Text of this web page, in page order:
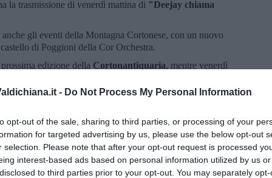
- Do Not Process My Personal Information
opt-out of the sale, sharing to third parties, or processing of your
for targeted advertising by us, please use the below opt-out
selection. Please note that after your opt-out request is processed
interest-based ads based on personal information utilized by us
to third parties prior to your opt-out. You may separately
la trasmissione di venerdì mattina di "Deejay chiama
gli eventi della Montagna Cortonese, con un nuovo
di Poggioni della Cor Orchestra.
edizione della Cortonantiquaria, mentre venerdì
le celebrazioni dantesche.
iscriviti alla Newsletter QUInews - ToscanaMedia.
nella tua casella di posta.